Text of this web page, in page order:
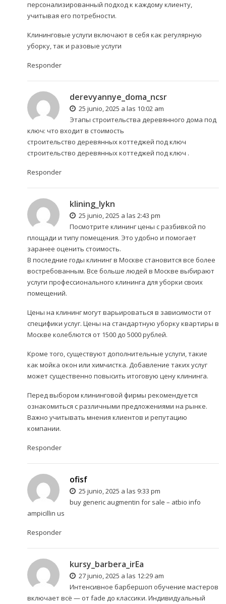
персонализированный подход к каждому клиенту,
учитывая его потребности.
Клининговые услуги включают в себя как регулярную
уборку, так и разовые услуги
Responder
derevyannye_doma_ncsr
25 junio, 2025 a las 10:02 am
Этапы строительства деревянного дома под
ключ: что входит в стоимость
строительство деревянных коттеджей под ключ
строительство деревянных коттеджей под ключ .
Responder
klining_lykn
25 junio, 2025 a las 2:43 pm
Посмотрите клининг цены с разбивкой по
площади и типу помещения. Это удобно и помогает
заранее оценить стоимость.
В последние годы клининг в Москве становится все более
востребованным. Все больше людей в Москве выбирают
услуги профессионального клининга для уборки своих
помещений.
Цены на клининг могут варьироваться в зависимости от
специфики услуг. Цены на стандартную уборку квартиры в
Москве колеблются от 1500 до 5000 рублей.
Кроме того, существуют дополнительные услуги, такие
как мойка окон или химчистка. Добавление таких услуг
может существенно повысить итоговую цену клининга.
Перед выбором клининговой фирмы рекомендуется
ознакомиться с различными предложениями на рынке.
Важно учитывать мнения клиентов и репутацию
компании.
Responder
ofisf
25 junio, 2025 a las 9:33 pm
buy generic augmentin for sale – atbio info
ampicillin us
Responder
kursy_barbera_irEa
27 junio, 2025 a las 12:29 am
Интенсивное барбершоп обучение мастеров
включает всё — от fade до классики. Индивидуальный